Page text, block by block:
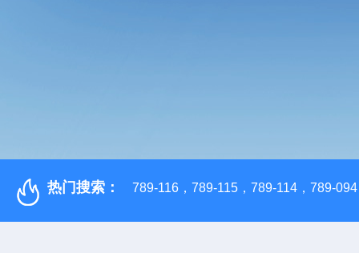
热门搜索： 789-116，789-115，789-114，789-